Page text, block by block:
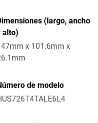
(largo, ancho
alto)
x 101.6mm x
de modelo